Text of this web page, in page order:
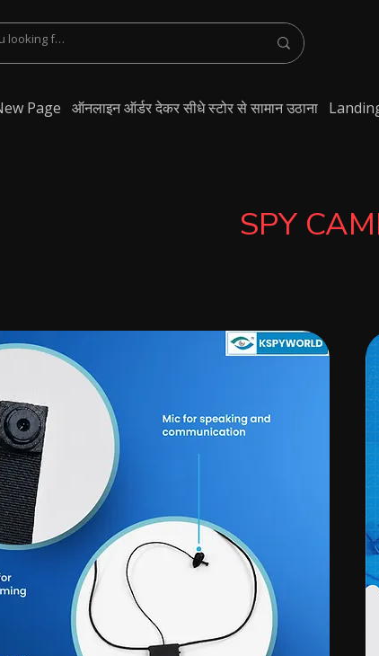
Page ऑनलाइन ऑर्डर देकर सीधे स्टोर से सामान उठाना
SPY